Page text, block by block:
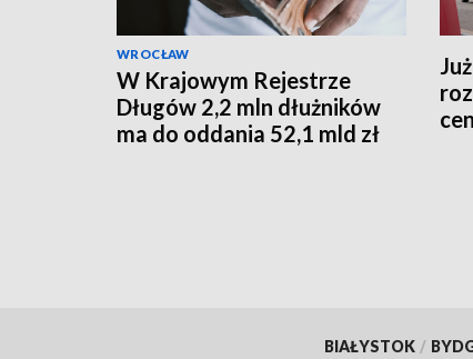
WROCŁAW
W Krajowym Rejestrze
Długów 2,2 mln dłużników
ma do oddania 52,1 mld zł
BIAŁYSTOK /